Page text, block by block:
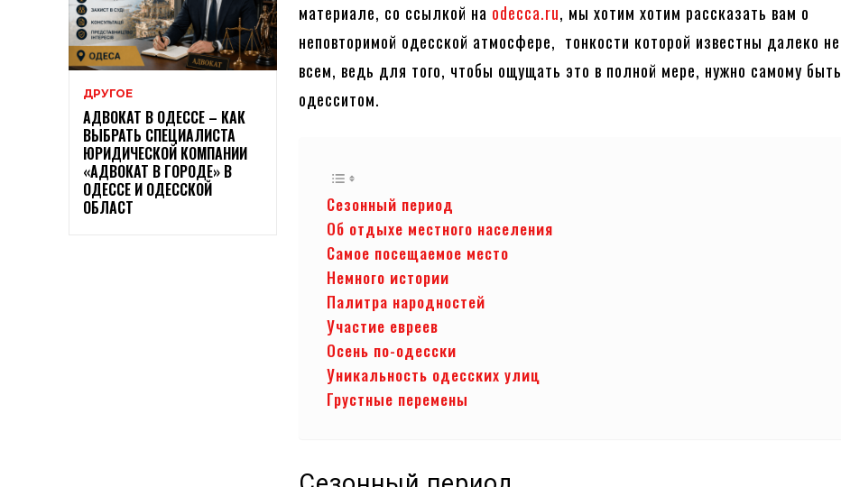
ДРУГОЕ
АДВОКАТ В ОДЕССЕ – КАК
ВЫБРАТЬ СПЕЦИАЛИСТА
ЮРИДИЧЕСКОЙ КОМПАНИИ
«АДВОКАТ В ГОРОДЕ» В
ОДЕССЕ И ОДЕССКОЙ
ОБЛАСТ
материале, со ссылкой на odecca.ru, мы хотим хотим рассказать вам о
неповторимой одесской атмосфере, тонкости которой известны далеко не
всем, ведь для того, чтобы ощущать это в полной мере, нужно самому быть
одесситом.
Сезонный период
Об отдыхе местного населения
Самое посещаемое место
Немного истории
Палитра народностей
Участие евреев
Осень по-одесски
Уникальность одесских улиц
Грустные перемены